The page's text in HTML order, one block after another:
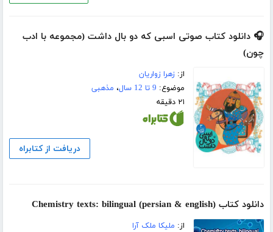
🎧 دانلود کتاب صوتی اسبی که دو بال داشت (مجموعه با ادب
چون)
از:زهرا زواریان
موضوع: 9 تا 12 سال ، مذهبی
۲۱ دقیقه
دریافت از کتابراه
دانلود کتاب (Chemistry texts: bilingual (persian & english
از: ملیکا ملک آرا